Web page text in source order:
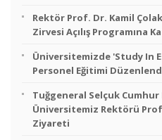
Rektör Prof. Dr. Kamil
Zirvesi Açılış Programına
Üniversitemizde 'Study In
Personel Eğitimi
Tuğgeneral Selçuk Cumhur
Üniversitemiz Rektörü
Ziyareti